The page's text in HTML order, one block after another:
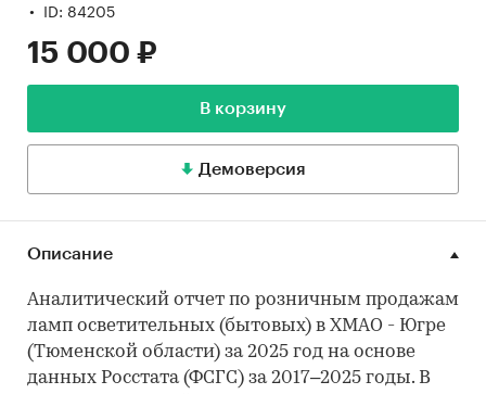
ID: 84205
15 000 ₽
В корзину
Демоверсия
Описание
Аналитический отчет по розничным продажам
ламп осветительных (бытовых) в ХМАО - Югре
(Тюменской области) за 2025 год на основе
данных Росстата (ФСГС) за 2017–2025 годы. В